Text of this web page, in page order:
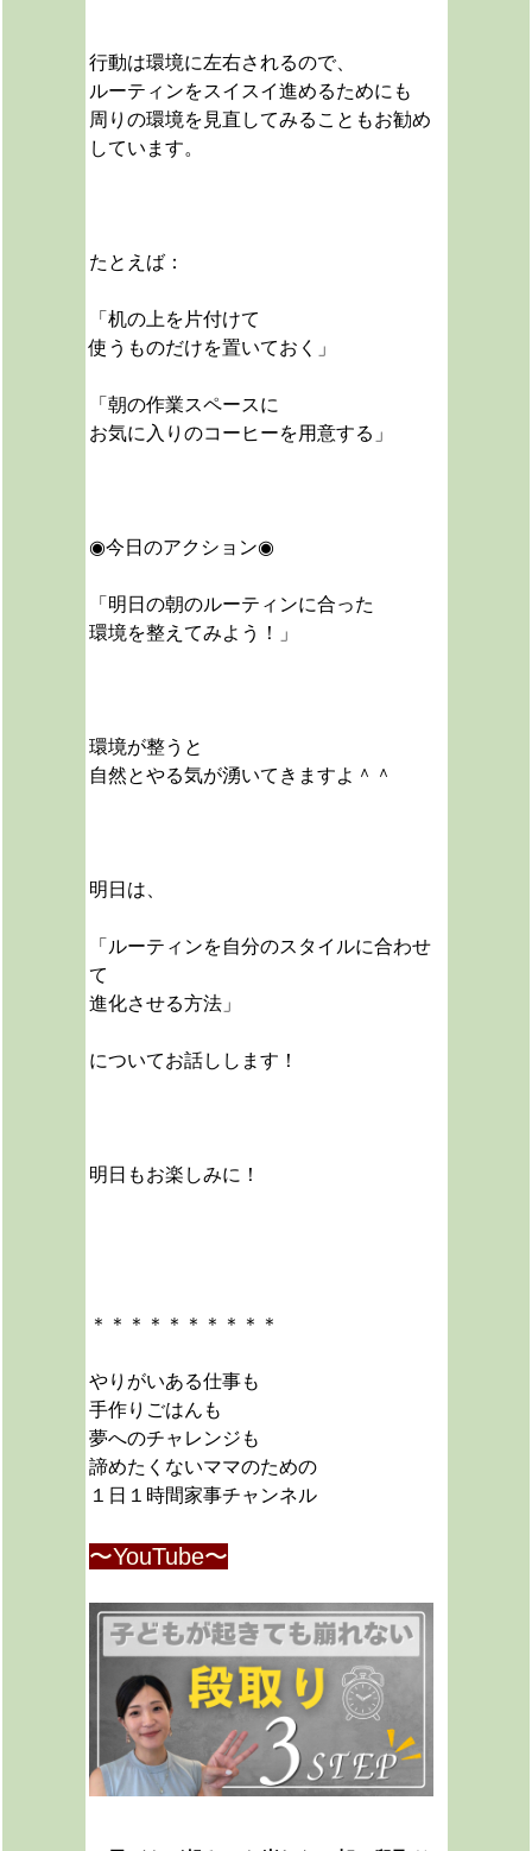
行動は環境に左右されるので、
ルーティンをスイスイ進めるためにも
周りの環境を見直してみることもお勧め
しています。
たとえば：
「机の上を片付けて
使うものだけを置いておく」
「朝の作業スペースに
お気に入りのコーヒーを用意する」
◉今日のアクション◉
「明日の朝のルーティンに合った
環境を整えてみよう！」
環境が整うと
自然とやる気が湧いてきますよ＾＾
明日は、
「ルーティンを自分のスタイルに合わせ
て
進化させる方法」
についてお話しします！
明日もお楽しみに！
＊＊＊＊＊＊＊＊＊＊
やりがいある仕事も
手作りごはんも
夢へのチャレンジも
諦めたくないママのための
１日１時間家事チャンネル
〜YouTube〜